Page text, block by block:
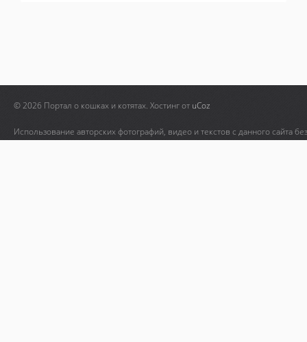
© 2026 Портал о кошках и котятах. Хостинг от uCoz
Использование авторских фотографий, видео и текстов с данного сайта